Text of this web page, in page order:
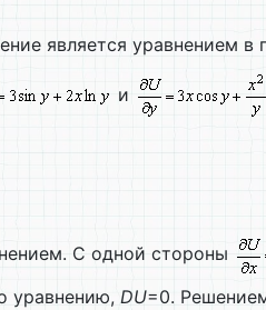
является уравнением
и
С одной стороны
уравнению, DU=0.